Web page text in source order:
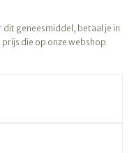
geneesmiddel, betaal je in
die op onze webshop